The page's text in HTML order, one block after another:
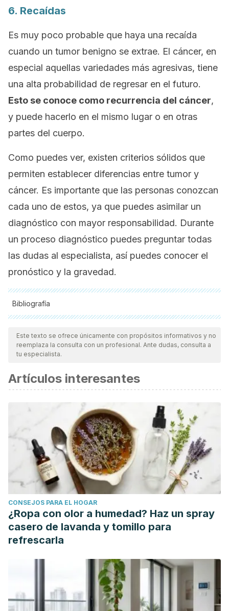
6. Recaídas
Es muy poco probable que haya una recaída
cuando un tumor benigno se extrae. El cáncer, en
especial aquellas variedades más agresivas, tiene
una alta probabilidad de regresar en el futuro.
Esto se conoce como recurrencia del cáncer,
y puede hacerlo en el mismo lugar o en otras
partes del cuerpo.
Como puedes ver, existen criterios sólidos que
permiten establecer diferencias entre tumor y
cáncer. Es importante que las personas conozcan
cada uno de estos, ya que puedes asimilar un
diagnóstico con mayor responsabilidad. Durante
un proceso diagnóstico puedes preguntar todas
las dudas al especialista, así puedes conocer el
pronóstico y la gravedad.
Bibliografía
Todas las fuentes citadas fueron revisadas a profundidad por
nuestro equipo, para asegurar su calidad, confiabilidad,
vigencia y validez.La bibliografía de este artículo fue
científica.
Koten JW, Neijt JP, Zonnenberg BA, Den Otter W. The
difference between benign and malignant tumours
explained with the 4-mutation paradigm for carcinogenesis.
Anticancer Res. 1993 Jul-Aug;13(4):1179-82.
Este texto se ofrece únicamente con propósitos informativos y no
reemplaza la consulta con un profesional. Ante dudas, consulta a
tu especialista.
Artículos interesantes
CONSEJOS PARA EL HOGAR
¿Ropa con olor a humedad? Haz un spray
casero de lavanda y tomillo para
refrescarla